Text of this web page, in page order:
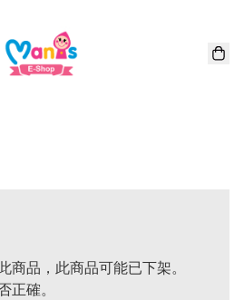
商品，此商品可能已下架。
正確。